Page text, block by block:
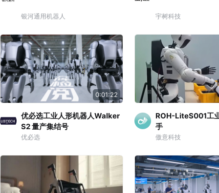
银河通用机器人 宇树科技
0:01:22
优必选工业人形机器人Walker
S2 量产集结号
优必选
ROH-LiteS001工
手
傲意科技